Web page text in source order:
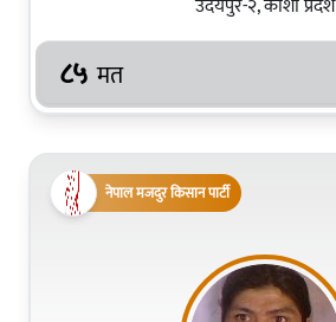
८५ मत
नेपाल मजदुर किसान पार्टी